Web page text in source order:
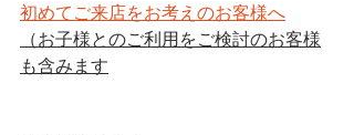
初めてご来店をお考えのお客様へ
（お子様とのご利用をご検討のお客様
も含みます